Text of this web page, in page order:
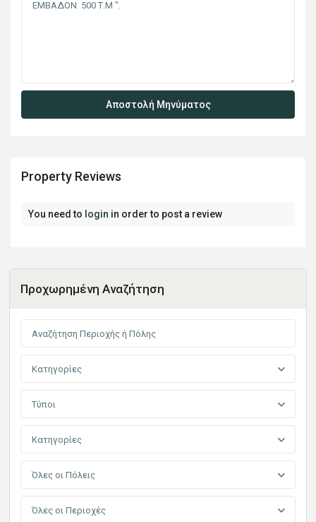
Property Reviews
You need to login in order to post a review
Προχωρημένη Αναζήτηση
Κατηγορίες
Τύποι
Κατηγορίες
Όλες οι Πόλεις
Όλες οι Περιοχές